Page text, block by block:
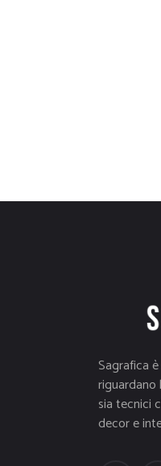
Sagrafica
riguardano
sia tecnici
decor e